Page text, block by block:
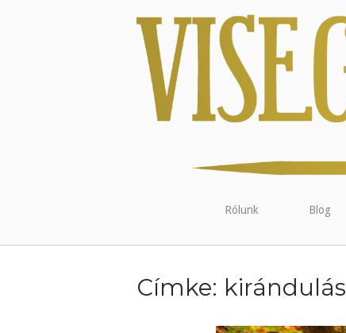
Rólunk Blog
Címke: kirándulás